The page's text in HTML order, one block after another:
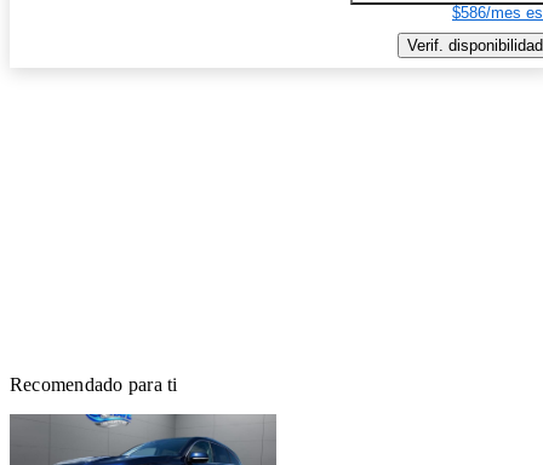
$586/mes
Verif. disponibilidad
Recomendado para ti